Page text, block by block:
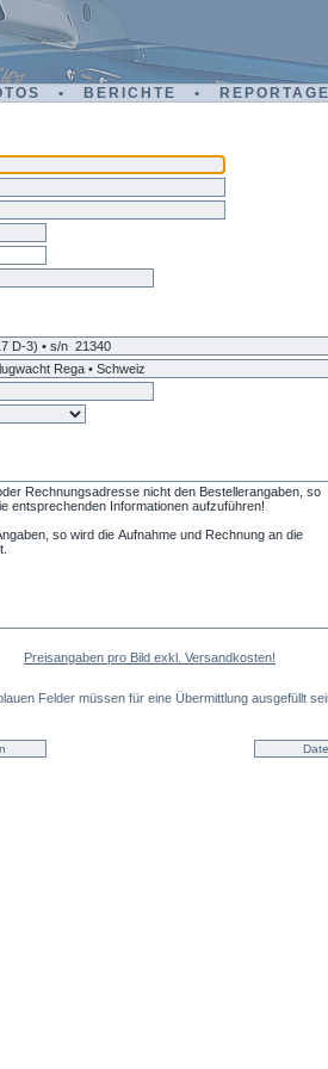
• BERICHTE •
Preisangaben pro Bild exkl. Versandkosten!
Felder müssen für eine Übermittlung ausgefüllt